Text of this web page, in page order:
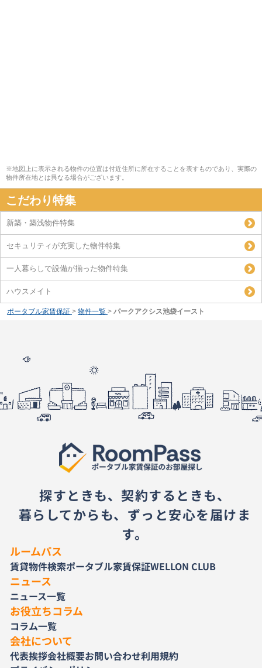
※地図上に表示される物件の位置は付近住所に所在することを表すものであり、実際の
物件所在地とは異なる場合がございます。
こだわり特集
新築・築浅物件特集
セキュリティが充実した物件特集
一人暮らしで設備が揃った物件特集
ハウスメイト
ポータブル家賃保証 > 物件一覧 > パークアクシス池袋イースト
探すときも、契約するときも、
暮らしてからも、ずっと安心を届けま
す。
ルームパス
賃貸物件検索ポータブル家賃保証WELLON CLUB
ニュース
ニュース一覧
お役立ちコラム
コラム一覧
会社について
代表挨拶会社概要お問い合わせ利用規約